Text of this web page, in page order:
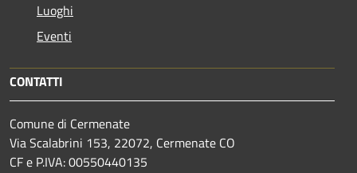
Luoghi
Eventi
CONTATTI
Comune di Cermenate
Via Scalabrini 153, 22072, Cermenate CO
CF e P.IVA: 00550440135